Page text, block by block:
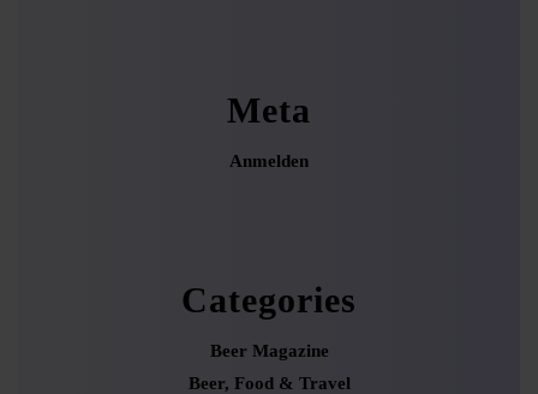
Meta
Anmelden
Categories
Beer Magazine
Beer, Food & Travel